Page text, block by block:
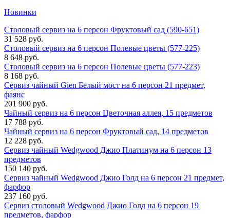
Новинки
Столовый сервиз на 6 персон Фруктовый сад (590-651)
31 528 руб.
Столовый сервиз на 6 персон Полевые цветы (577-225)
8 648 руб.
Столовый сервиз на 6 персон Полевые цветы (577-223)
8 168 руб.
Сервиз чайный Gien Белый мост на 6 персон 21 предмет,
фаянс
201 900 руб.
Чайный сервиз на 6 персон Цветочная аллея, 15 предметов
17 788 руб.
Чайный сервиз на 6 персон Фруктовый сад, 14 предметов
12 228 руб.
Сервиз чайный Wedgwood Джио Платинум на 6 персон 13
предметов
150 140 руб.
Сервиз чайный Wedgwood Джио Голд на 6 персон 21 предмет,
фарфор
237 160 руб.
Сервиз столовый Wedgwood Джио Голд на 6 персон 19
предметов, фарфор